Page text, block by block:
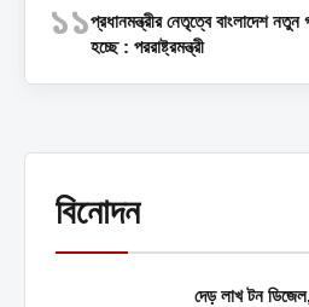
১১প্রধানমন্ত্রীর নেতৃত্বে বাংলাদেশ
হচ্ছে : পররাষ্ট্রমন্ত্রী
বিনোদন
দেড় লাখ টন